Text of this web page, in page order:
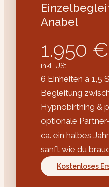
Anabel
1.950 €
inkl. USt
6 Einheiten à 1,5
Begleitung
Hypnobirthing &
optionale
ca. ein halbes
sanft wie du
Kostenloses